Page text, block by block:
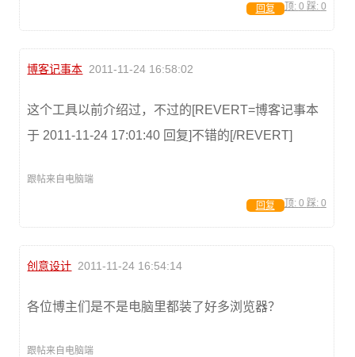
顶: 0 踩: 0
回复
博客记事本 2011-11-24 16:58:02
这个工具以前介绍过，不过的[REVERT=博客记事本
于 2011-11-24 17:01:40 回复]不错的[/REVERT]
跟帖来自电脑端
顶: 0 踩: 0
回复
创意设计 2011-11-24 16:54:14
各位博主们是不是电脑里都装了好多浏览器？
跟帖来自电脑端